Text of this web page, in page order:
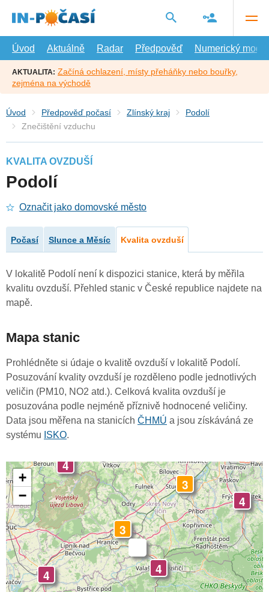
hlavní
Úvod
Aktuálně Radar Předpověď Numerický model
AKTUALITA: Začíná ochlazení, místy přeháňky nebo bouřky,
zejména na východě
Úvod Předpověď počasí Zlínský kraj
Podolí
Znečištění vzduchu
KVALITA OVZDUŠÍ
Podolí
Označit jako domovské město
Počasí Slunce a Měsíc Kvalita ovzduší
V lokalitě Podolí není k dispozici stanice, která by měřila
kvalitu ovzduší. Přehled stanic v České republice najdete na
mapě.
Mapa stanic
Prohlédněte si údaje o kvalitě ovzduší v lokalitě Podolí.
Posuzování kvality ovzduší je rozděleno podle jednotlivých
veličin (PM10, NO2 atd.). Celková kvalita ovzduší je
posuzována podle nejméně příznivě hodnocené veličiny.
Data jsou měřena na stanicích ČHMÚ a jsou získáváná ze
systému ISKO.
4
3
4
4
4
3
+
−